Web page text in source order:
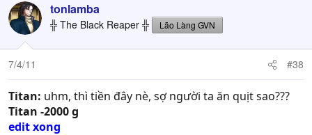
tonlamba
╬ The Black Reaper ╬ Lão Làng GVN
7/4/11 #38
Titan: uhm, thì tiền đây nè, sợ người ta ăn quịt sao???
Titan -2000 g
edit xong